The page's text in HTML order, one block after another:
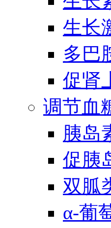
生长
多巴
促肾
调节血
胰岛
促胰
双胍
α-葡